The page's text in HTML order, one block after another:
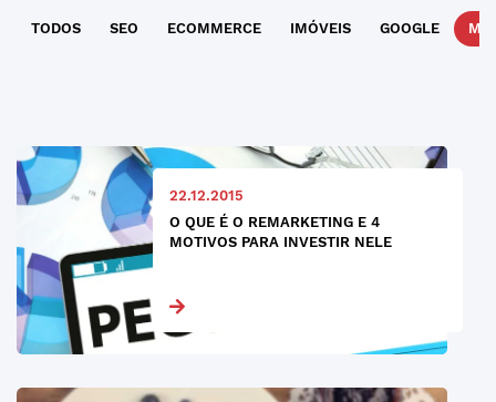
TODOS SEO ECOMMERCE IMÓVEIS GOOGLE
22.12.2015
O QUE É O REMARKETING E 4
MOTIVOS PARA INVESTIR NELE